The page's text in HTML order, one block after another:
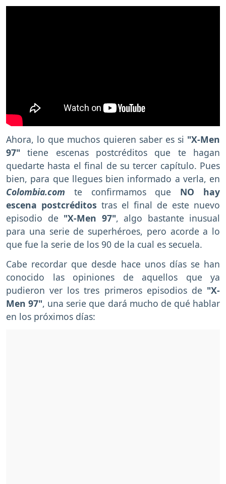
Ahora, lo que muchos quieren saber es si "X-Men
97"tiene escenas postcréditos que te hagan
quedarte hasta el final de su tercer capítulo. Pues
bien, para que llegues bien informado a verla, en
Colombia.com te confirmamos que NO hay
escena postcréditos tras el final de este nuevo
episodio de "X-Men 97", algo bastante inusual
para una serie de superhéroes, pero acorde a lo
que fue la serie de los 90 de la cual es secuela.
Cabe recordar que desde hace unos días se han
conocido las opiniones de aquellos que ya
pudieron ver los tres primeros episodios de "X-
Men 97", una serie que dará mucho de qué hablar
en los próximos días: